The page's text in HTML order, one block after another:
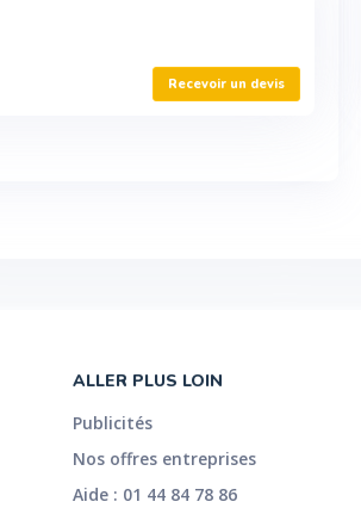
Recevoir un devis
ALLER PLUS LOIN
Publicités
Nos offres entreprises
Aide : 01 44 84 78 86